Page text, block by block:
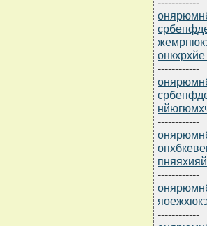
------------
------------
------------
------------